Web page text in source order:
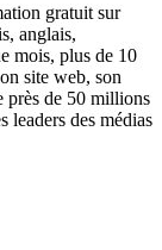
gratuit sur
anglais,
mois, plus de 10
site web, son
près de 50 millions
leaders des médias